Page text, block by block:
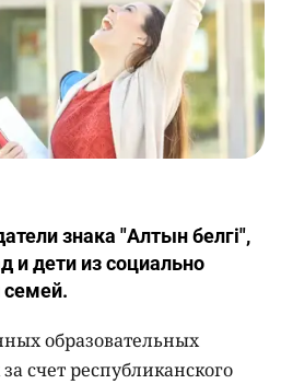
знака "Алтын белгі",
и дети из социально
семей.
образовательных
счет республиканского